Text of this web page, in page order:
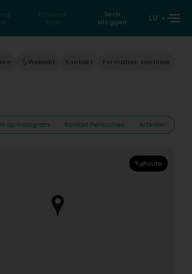
Reverse
Sich
Sech
aloggen
LU
Websäit Kontakt Formation continue
op Instagram Kontakt Persounen
Artikelen
Route